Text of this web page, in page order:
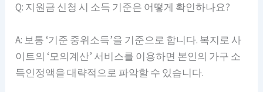
Q: 지원금 신청 시 소득 기준은 어떻게 확인하나요?
A: 보통 ‘기준 중위소득’을 기준으로 합니다. 복지로 사
이트의 ‘모의계산’ 서비스를 이용하면 본인의 가구 소
득인정액을 대략적으로 파악할 수 있습니다.